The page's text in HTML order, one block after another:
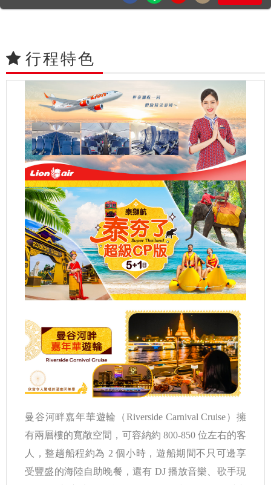
行程特色
曼谷河畔嘉年華遊輪（Riverside Carnival Cruise）擁
有兩層樓的寬敞空間，可容納約 800-850 位左右的客
人，整趟船程約為 2 個小時，遊船期間不只可邊享
受豐盛的海陸自助晚餐，還有 DJ 播放音樂、歌手現